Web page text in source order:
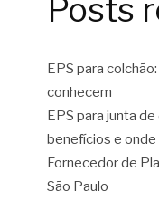
Posts
EPS para
conhecem
EPS para junta
benefícios e onde
Fornecedor de
São Paulo